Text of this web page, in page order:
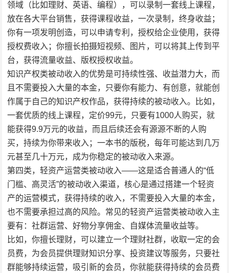
领域（比如理财、英语、编程），可以录制一套线上课程，
放在各大平台销售，获得课程收益，一次录制，终身收益；
你有一项发明创造，可以申请专利，授权给企业使用，获得
授权费收入；你擅长拍摄短视频、图片，可以将其上传到平
台，获得流量收益、版权授权收益。
知识产权类被动收入的优势是可持续性强、收益潜力大，而
且不需要投入大量的本金，只要你有能力、有创意，就能创
作属于自己的知识产权作品，获得持续的被动收入。比如，
一套优质的线上课程，定价99元，只要有1000人购买，就
能获得9.9万元的收益，而且后续还会有源源不断的人购
买，持续为你带来收入；一本书的版税，每年可能达到几万
元甚至几十万元，成为你稳定的被动收入来源。
第四类，轻资产运营类被动收入——这是适合普通人的“低
门槛、高灵活”的被动收入渠道，核心是通过搭建一个轻资
产的运营模式，获得持续的收入，不需要投入大量的本金，
也不需要承担过高的风险。常见的轻资产运营类被动收入主
要有：社群运营、好物分享佣金、自媒体流量收益等。
比如，你擅长理财，可以建立一个理财社群，收取一定的会
员费，为会员提供理财知识分享、投资建议等服务，只要社
群能够持续运营，吸引新的会员，你就能获得持续的会员费